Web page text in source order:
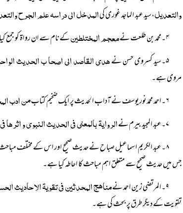
والتعدیل،سید عبد الماجد غوری کیالمدخل الی دراسہ علم الجرح
۴۔محمد بن طلعت نے
معجم المختلطینکے نام سے ان رواۃ کو جمع
۵۔سید کسروی حسن نے
ھدی القاصد الی اصحا ب الحدیث
مروی ہے۔
۶۔احمد محمد نور یوسف نے آداب الحدیث پر ایک ضخیم کتاب
من ادب
۷۔عبد المجید بیرم نے
الروایۃ بالمعنی فی الحدیث النبوی و اثرھا
۸۔عبد الکریم اسماعیل صباح نے حدیث صحیح اور اس کے مختلف مباحث پر ایک ضخیم کتاب
جس میں حدیث صحیح سے متعلق اہم مباحث کا احاطہ کیا ہے۔
۹۔المرتضی زین احمد نے
مناھج المحدثین فی تقویۃ الاحادیث
تقویت کے دیگر طرق پر بحث کی ہے۔